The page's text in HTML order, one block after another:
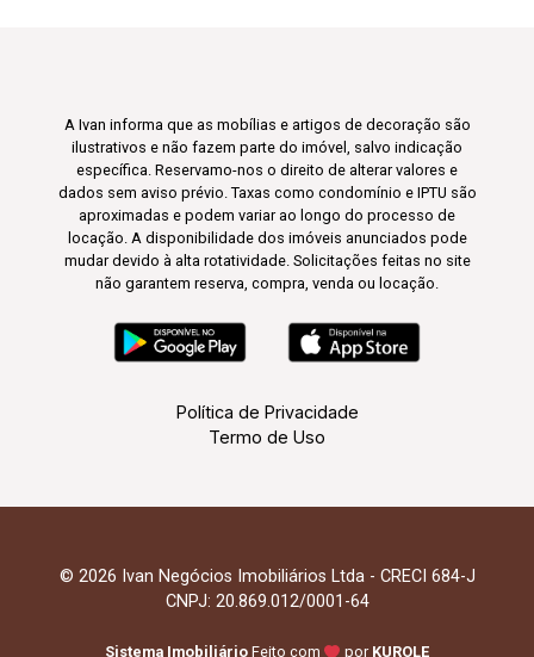
A Ivan informa que as mobílias e artigos de decoração são
ilustrativos e não fazem parte do imóvel, salvo indicação
específica. Reservamo-nos o direito de alterar valores e
dados sem aviso prévio. Taxas como condomínio e IPTU são
aproximadas e podem variar ao longo do processo de
locação. A disponibilidade dos imóveis anunciados pode
mudar devido à alta rotatividade. Solicitações feitas no site
não garantem reserva, compra, venda ou locação.
Política de Privacidade
Termo de Uso
© 2026 Ivan Negócios Imobiliários Ltda - CRECI 684-J
CNPJ: 20.869.012/0001-64
Sistema Imobiliário Feito com por KUROLE